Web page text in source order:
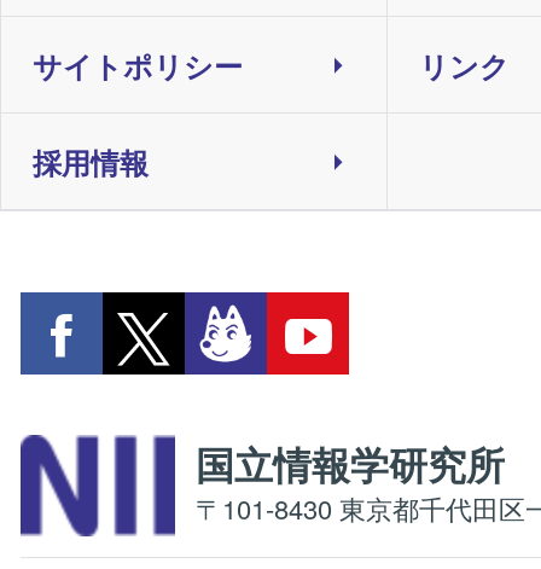
サイトポリシー リンク
採用情報
国立情報学研究
〒101-8430 東京都千代田区